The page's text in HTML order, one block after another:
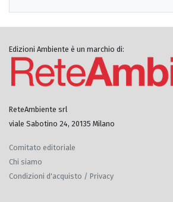
Edizioni Ambiente è un marchio di:
ReteAmbiente srl
viale Sabotino 24, 20135 Milano
Comitato editoriale
Chi siamo
Condizioni d'acquisto / Privacy